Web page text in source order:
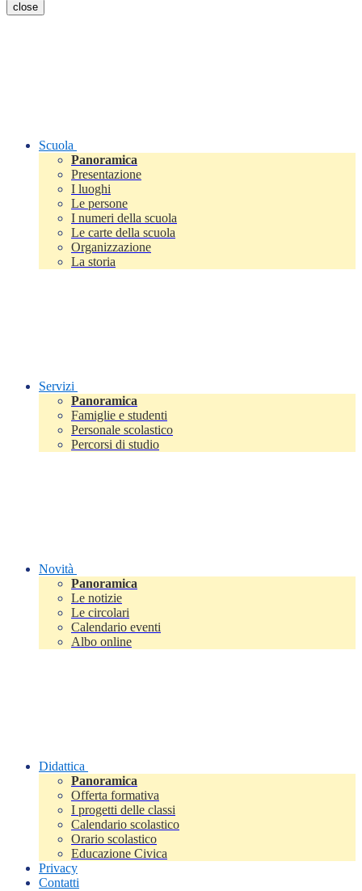
close
Scuola
Panoramica
Presentazione
I luoghi
Le persone
I numeri della scuola
Le carte della scuola
Organizzazione
La storia
Servizi
Panoramica
Famiglie e studenti
Personale scolastico
Percorsi di studio
Novità
Panoramica
Le notizie
Le circolari
Calendario eventi
Albo online
Didattica
Panoramica
Offerta formativa
I progetti delle classi
Calendario scolastico
Orario scolastico
Educazione Civica
Privacy
Contatti